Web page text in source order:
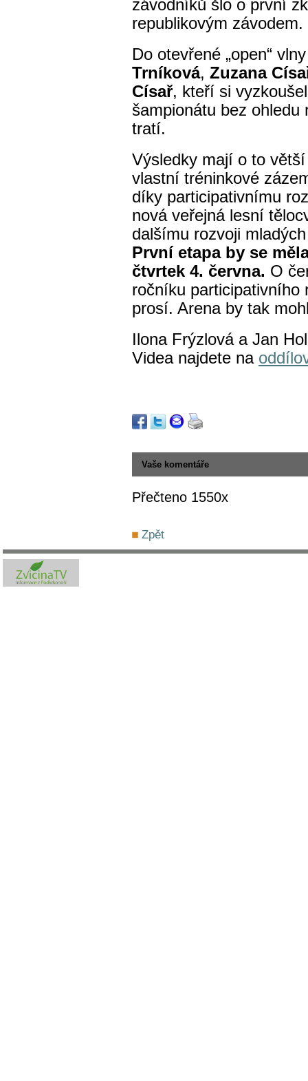
závodníků šlo o první
republikovým závodem.
Do otevřené „open“
Trníková, Zuzana
Císař, kteří si
šampionátu bez ohledu
tratí.
Výsledky mají o to
vlastní tréninkové
díky participativnímu
nová veřejná lesní
dalšímu rozvoji
První etapa by se
čtvrtek 4. června. O
ročníku participativního
prosí. Arena by tak
Ilona Frýzlová a Jan
Videa najdete na
Vaše komentáře
Přečteno 1550x
Zpět